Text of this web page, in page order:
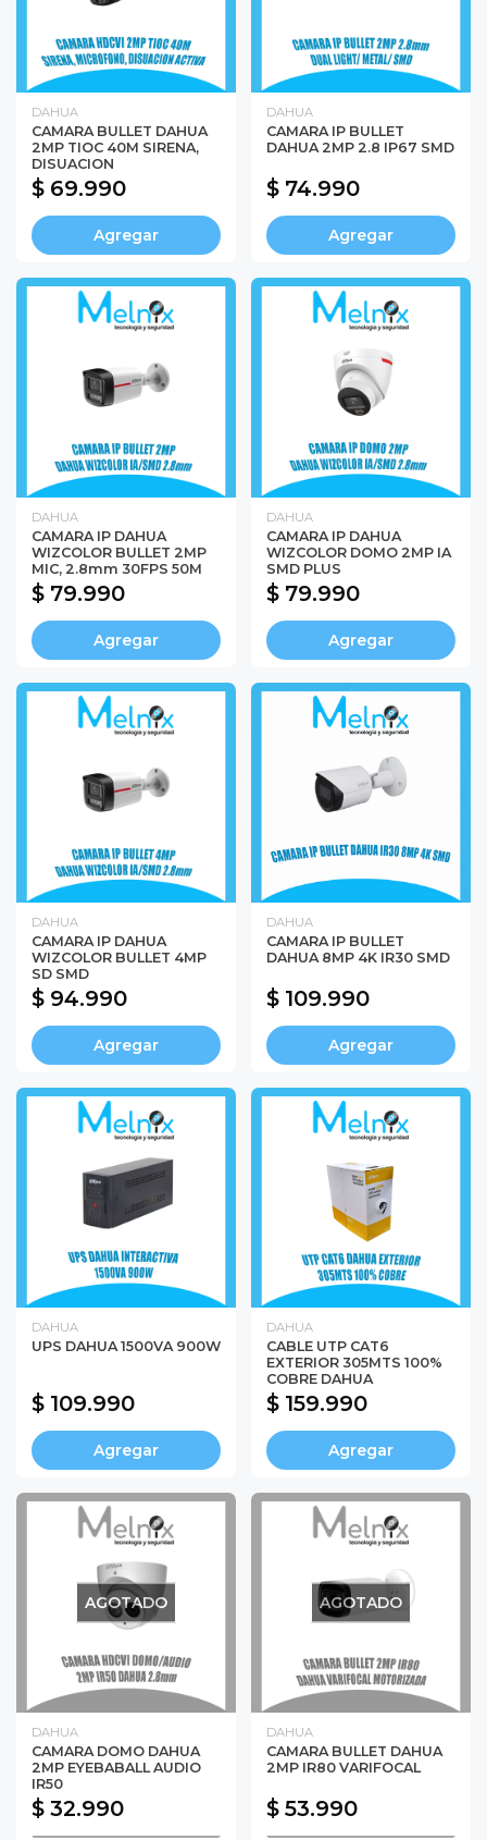
DAHUA
CAMARA BULLET DAHUA
2MP TIOC 40M SIRENA,
DISUACION
$ 69.990
Agregar
DAHUA
CAMARA IP BULLET
DAHUA 2MP 2.8 IP67 SMD
$ 74.990
Agregar
DAHUA
CAMARA IP DAHUA
WIZCOLOR BULLET 2MP
MIC, 2.8mm 30FPS 50M
$ 79.990
Agregar
DAHUA
CAMARA IP DAHUA
WIZCOLOR DOMO 2MP IA
SMD PLUS
$ 79.990
Agregar
DAHUA
CAMARA IP DAHUA
WIZCOLOR BULLET 4MP
SD SMD
$ 94.990
Agregar
DAHUA
CAMARA IP BULLET
DAHUA 8MP 4K IR30 SMD
$ 109.990
Agregar
DAHUA
UPS DAHUA 1500VA 900W
$ 109.990
Agregar
DAHUA
CABLE UTP CAT6
EXTERIOR 305MTS 100%
COBRE DAHUA
$ 159.990
Agregar
AGOTADO
DAHUA
CAMARA DOMO DAHUA
2MP EYEBABALL AUDIO
IR50
$ 32.990
AGOTADO
DAHUA
CAMARA BULLET DAHUA
2MP IR80 VARIFOCAL
$ 53.990